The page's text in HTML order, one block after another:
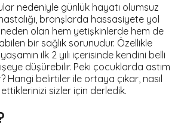
nedeniyle günlük hayatı olumsuz
bronşlarda hassasiyete yol
olan hem yetişkinlerde hem de
bir sağlık sorunudur. Özellikle
yaşamın ilk 2 yılı içerisinde kendini belli
düşürebilir. Peki çocuklarda astım
Hangi belirtiler ile ortaya çıkar, nasıl
sizler için derledik.